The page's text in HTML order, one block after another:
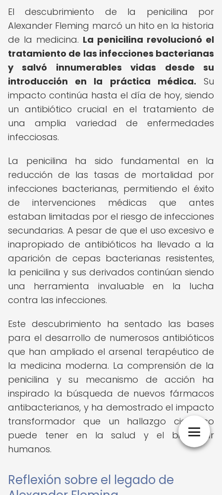
El descubrimiento de la penicilina por
Alexander Fleming marcó un hito en la historia
de la medicina. La penicilina revolucionó el
tratamiento de las infecciones bacterianas
y salvó innumerables vidas desde su
introducción en la práctica médica. Su
impacto continúa hasta el día de hoy, siendo
un antibiótico crucial en el tratamiento de
una amplia variedad de enfermedades
infecciosas.
La penicilina ha sido fundamental en la
reducción de las tasas de mortalidad por
infecciones bacterianas, permitiendo el éxito
de intervenciones médicas que antes
estaban limitadas por el riesgo de infecciones
secundarias. A pesar de que el uso excesivo e
inapropiado de antibióticos ha llevado a la
aparición de cepas bacterianas resistentes,
la penicilina y sus derivados continúan siendo
una herramienta invaluable en la lucha
contra las infecciones.
Este descubrimiento ha sentado las bases
para el desarrollo de numerosos antibióticos
que han ampliado el arsenal terapéutico de
la medicina moderna. La comprensión de la
penicilina y su mecanismo de acción ha
inspirado la búsqueda de nuevos fármacos
antibacterianos, y ha demostrado el impacto
transformador que un hallazgo científico
puede tener en la salud y el bienestar
humanos.
Reflexión sobre el legado de